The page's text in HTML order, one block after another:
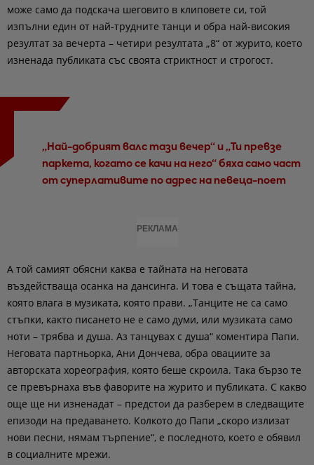
може само да подскача шеговито в клиповете си, той
изпълни един от най-трудните танци и обра най-високия
резултат за вечерта – четири резултата „8“ от журито, което
изненада публиката със своята стриктност и строгост.
„Най-добрият валс тази вечер“ и „Ти превзе
паркета, когато се качи на него“ бяха само част
от суперлативите по адрес на певеца-поет
РЕКЛАМА
А той самият обясни каква е тайната на неговата
въздействаща осанка на дансинга. И това е същата тайна,
която влага в музиката, която прави. „Танците не са само
стъпки, както писането не е само думи, или музиката само
ноти – трябва и душа. Аз танцувах с душа“ коментира Папи.
Неговата партньорка, Ани Дончева, обра овациите за
авторската хореография, която беше скроила. Така бързо те
се превърнаха във фаворите на журито и публиката. С какво
още ще ни изненадат – предстои да разберем в следващите
епизоди на предаването. Колкото до Папи „скоро излизат
нови песни, нямам търпение“, е последното, което е обявил
в социалните мрежи.